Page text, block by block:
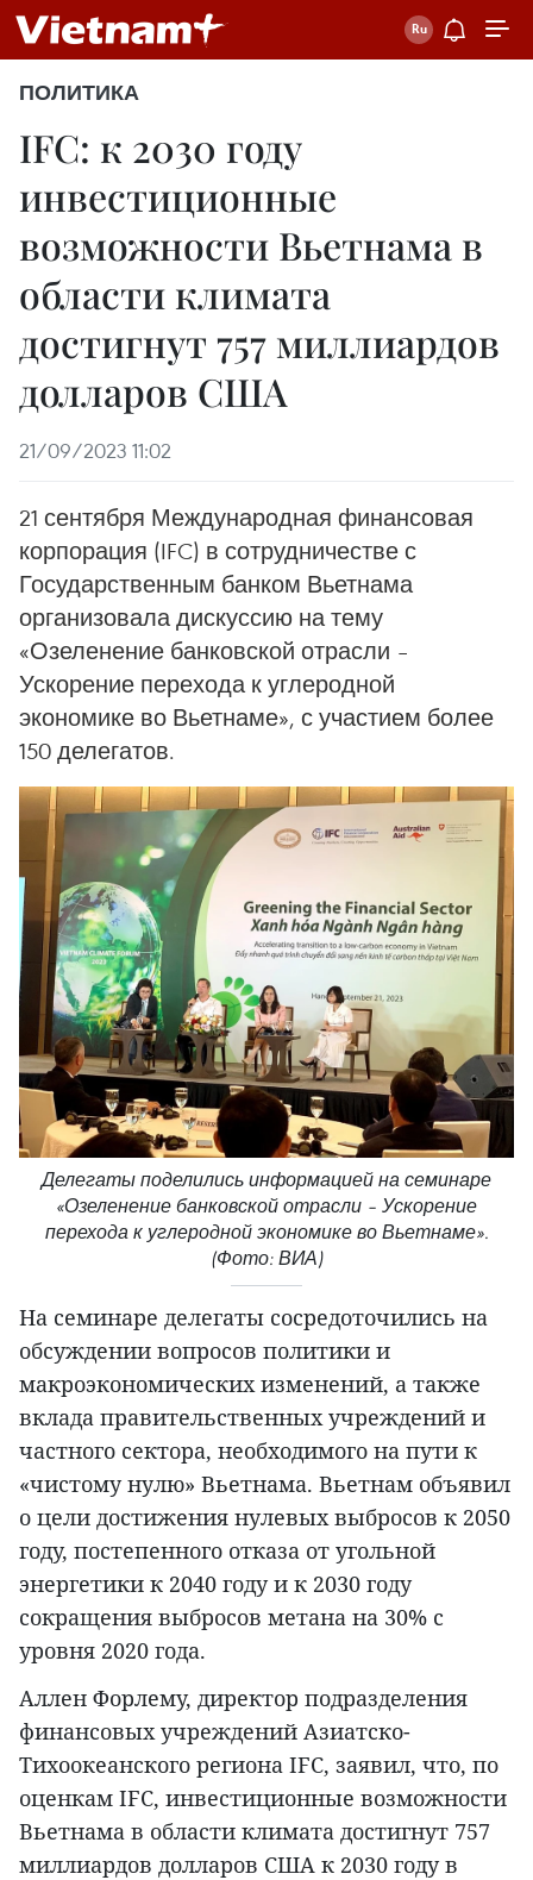
ПОЛИТИКА
IFC: к 2030 году
инвестиционные
возможности Вьетнама в
области климата
достигнут 757 миллиардов
долларов США
21/09/2023 11:02
21 сентября Международная финансовая
корпорация (IFC) в сотрудничестве с
Государственным банком Вьетнама
организовала дискуссию на тему
«Озеленение банковской отрасли –
Ускорение перехода к углеродной
экономике во Вьетнаме», с участием более
150 делегатов.
Делегаты поделились информацией на семинаре
«Озеленение банковской отрасли – Ускорение
перехода к углеродной экономике во Вьетнаме».
(Фото: ВИА)
На семинаре делегаты сосредоточились на
обсуждении вопросов политики и
макроэкономических изменений, а также
вклада правительственных учреждений и
частного сектора, необходимого на пути к
«чистому нулю» Вьетнама. Вьетнам объявил
о цели достижения нулевых выбросов к 2050
году, постепенного отказа от угольной
энергетики к 2040 году и к 2030 году
сокращения выбросов метана на 30% с
уровня 2020 года.
Аллен Форлему, директор подразделения
финансовых учреждений Азиатско-
Тихоокеанского региона IFC, заявил, что, по
оценкам IFC, инвестиционные возможности
Вьетнама в области климата достигнут 757
миллиардов долларов США к 2030 году в